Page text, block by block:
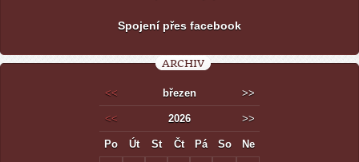
Spojení přes facebook
ARCHIV
<< březen >>
<< 2026 >>
Po Út St Čt Pá So Ne